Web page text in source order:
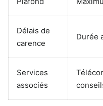
Délais de
carence
Durée
Services
associés